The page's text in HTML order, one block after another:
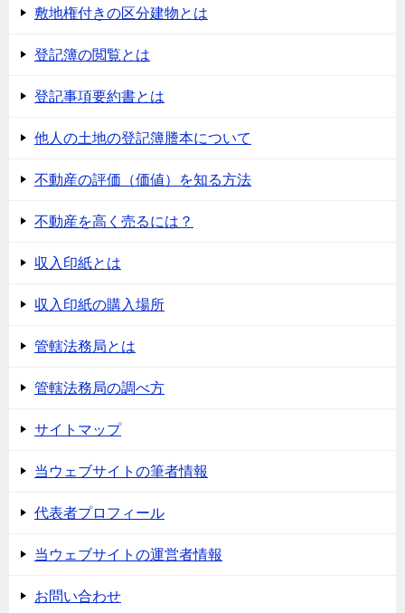
敷地権付きの区分建物とは
登記簿の閲覧とは
登記事項要約書とは
他人の土地の登記簿謄本について
不動産の評価（価値）を知る方法
不動産を高く売るには？
収入印紙とは
収入印紙の購入場所
管轄法務局とは
管轄法務局の調べ方
サイトマップ
当ウェブサイトの筆者情報
代表者プロフィール
当ウェブサイトの運営者情報
お問い合わせ